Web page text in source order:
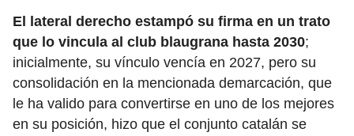
El lateral derecho estampó su firma en un trato
que lo vincula al club blaugrana hasta 2030;
inicialmente, su vínculo vencía en 2027, pero su
consolidación en la mencionada demarcación, que
le ha valido para convertirse en uno de los mejores
en su posición, hizo que el conjunto catalán se